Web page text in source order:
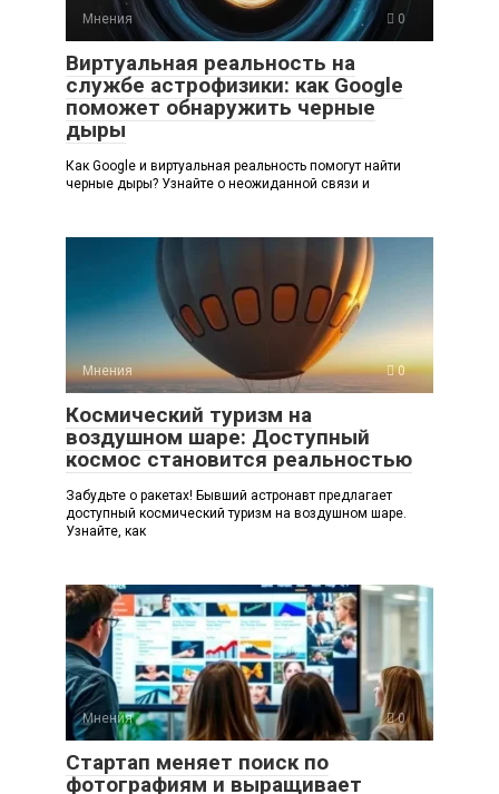
Мнения 0
Виртуальная реальность на
службе астрофизики: как Google
поможет обнаружить черные
дыры
Как Google и виртуальная реальность помогут найти
черные дыры? Узнайте о неожиданной связи и
Мнения 0
Космический туризм на
воздушном шаре: Доступный
космос становится реальностью
Забудьте о ракетах! Бывший астронавт предлагает
доступный космический туризм на воздушном шаре.
Узнайте, как
Мнения 0
Стартап меняет поиск по
фотографиям и выращивает